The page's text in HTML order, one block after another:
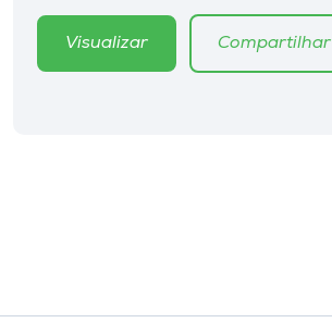
EditoraVisualizar Compartilhar